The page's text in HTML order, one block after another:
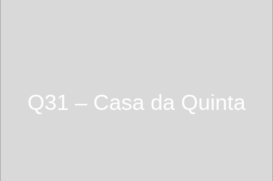
Q31 – Casa da Quinta